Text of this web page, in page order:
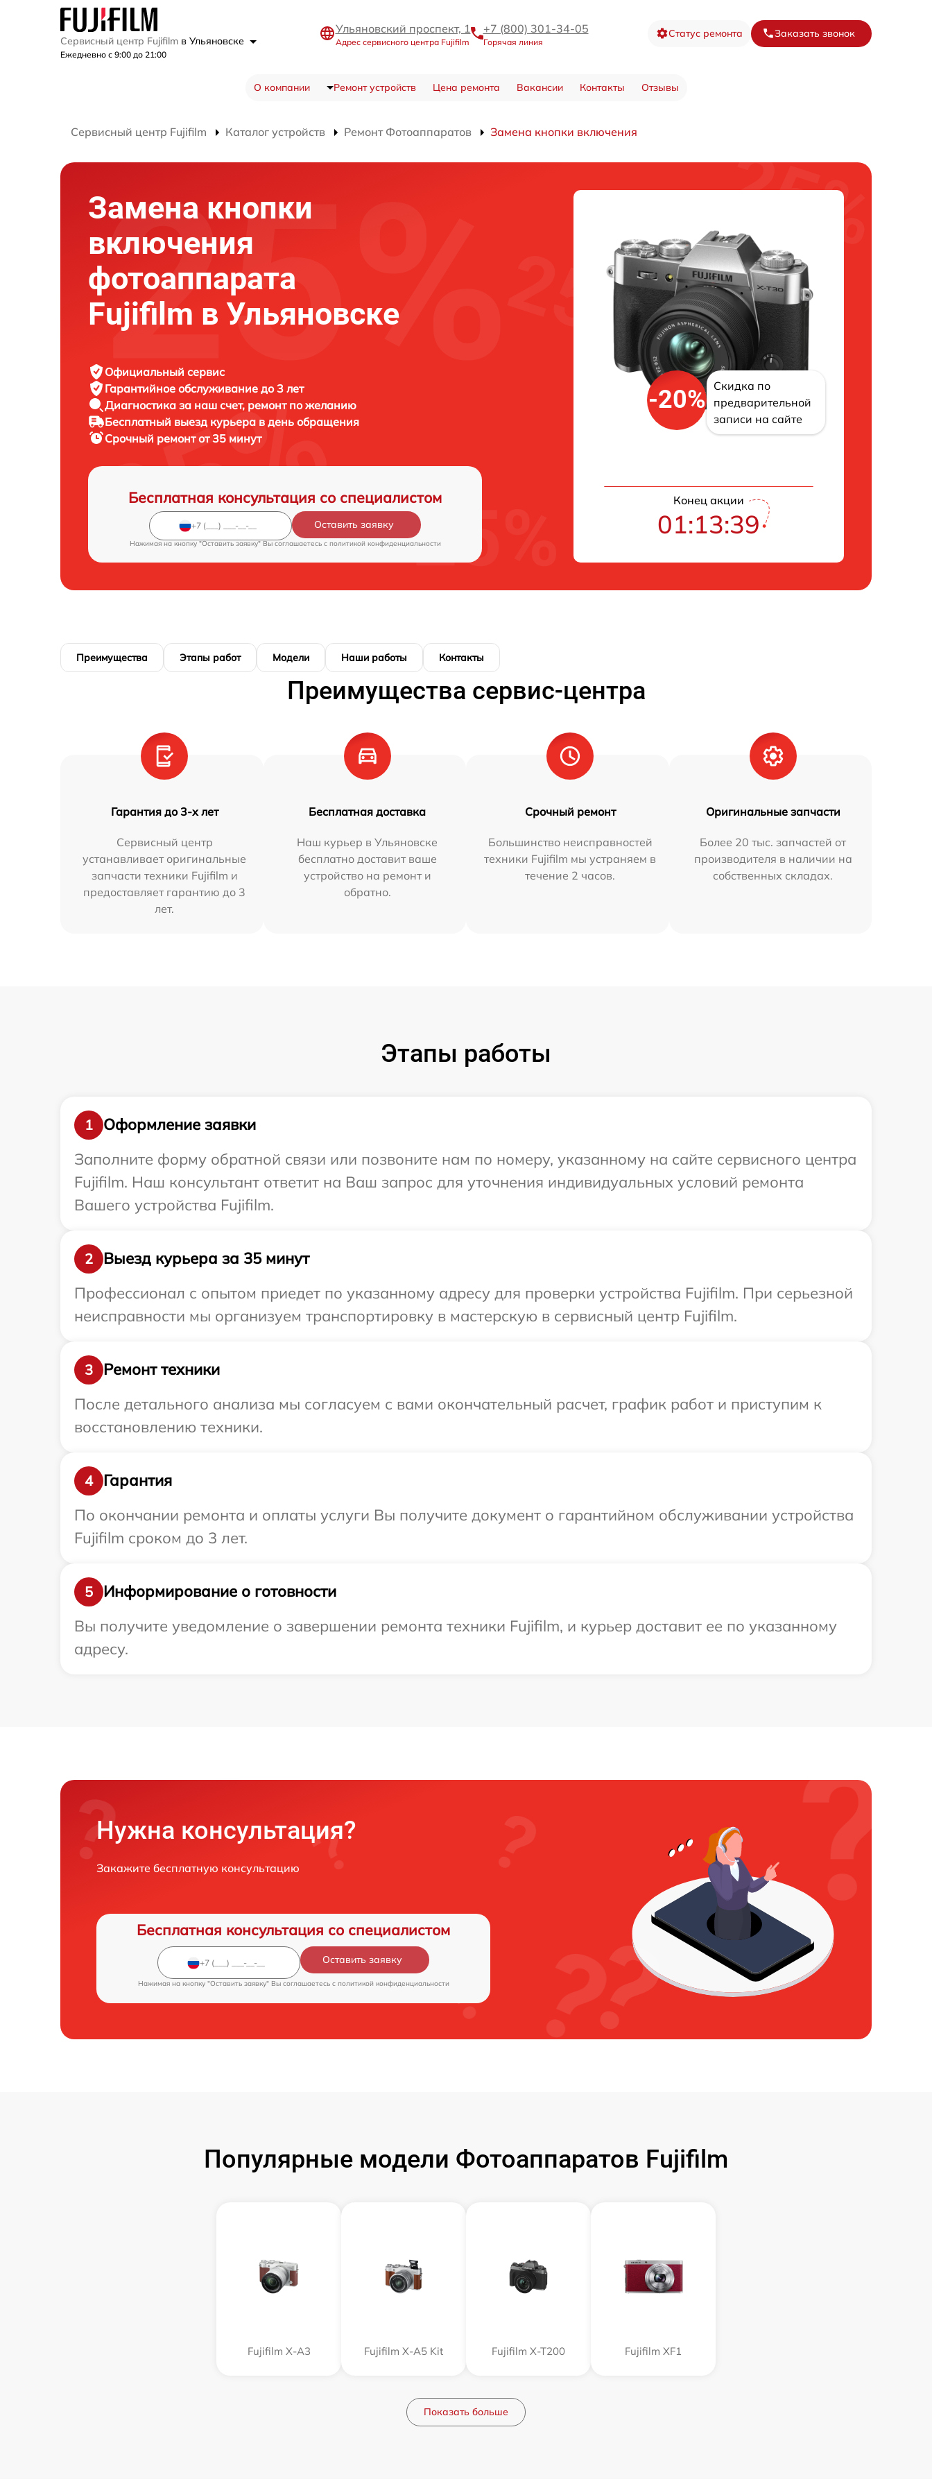
Сервисный центр Fujifilm в Ульяновске
Ежедневно с 9:00 до 21:00
Ульяновский проспект, 1
Адрес сервисного центра Fujifilm
+7 (800) 301-34-05
Горячая линия
Статус ремонта Заказать звонок
О компании Ремонт устройств Цена ремонта Вакансии Контакты Отзывы
Сервисный центр Fujifilm Каталог устройств Ремонт Фотоаппаратов Замена кнопки включения
Замена кнопки
включения
фотоаппарата
Fujifilm в Ульяновске
Официальный сервис
Гарантийное обслуживание до 3 лет
Диагностика за наш счет, ремонт по желанию
Бесплатный выезд курьера в день обращения
Срочный ремонтот 35 минут
Бесплатная консультация со специалистом
Оставить заявку
Нажимая на кнопку "Оставить заявку" Вы соглашаетесь c политикой конфиденциальности
-20%
Скидка по
предварительной
записи на сайте
Конец акции
01:13:38
Преимущества Этапы работ Модели Наши работы Контакты
Преимущества сервис-центра
Гарантия до 3-х лет
Сервисный центр
устанавливает оригинальные
запчасти техники Fujifilm и
предоставляет гарантию до 3
лет.
Бесплатная доставка
Наш курьер в Ульяновске
бесплатно доставит ваше
устройство на ремонт и
обратно.
Срочный ремонт
Большинство неисправностей
техники Fujifilm мы устраняем в
течение 2 часов.
Оригинальные запчасти
Более 20 тыс. запчастей от
производителя в наличии на
собственных складах.
Этапы работы
1
Оформление заявки
Заполните форму обратной связи или позвоните нам по номеру, указанному на сайте сервисного центра
Fujifilm. Наш консультант ответит на Ваш запрос для уточнения индивидуальных условий ремонта
Вашего устройства Fujifilm.
2
Выезд курьера за 35 минут
Профессионал с опытом приедет по указанному адресу для проверки устройства Fujifilm. При серьезной
неисправности мы организуем транспортировку в мастерскую в сервисный центр Fujifilm.
3
Ремонт техники
После детального анализа мы согласуем с вами окончательный расчет, график работ и приступим к
восстановлению техники.
4
Гарантия
По окончании ремонта и оплаты услуги Вы получите документ о гарантийном обслуживании устройства
Fujifilm сроком до 3 лет.
5
Информирование о готовности
Вы получите уведомление о завершении ремонта техники Fujifilm, и курьер доставит ее по указанному
адресу.
Нужна консультация?
Закажите бесплатную консультацию
Бесплатная консультация со специалистом
Оставить заявку
Нажимая на кнопку "Оставить заявку" Вы соглашаетесь c политикой конфиденциальности
Популярные модели Фотоаппаратов Fujifilm
Fujifilm X-A3 Fujifilm X-A5 Kit Fujifilm X-T200 Fujifilm XF1
Показать больше